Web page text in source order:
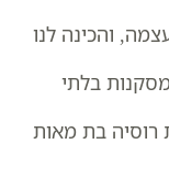
והכינה לנו
בלתי
רוסיה בת מאות